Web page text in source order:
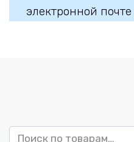
электронной почте
Искать: